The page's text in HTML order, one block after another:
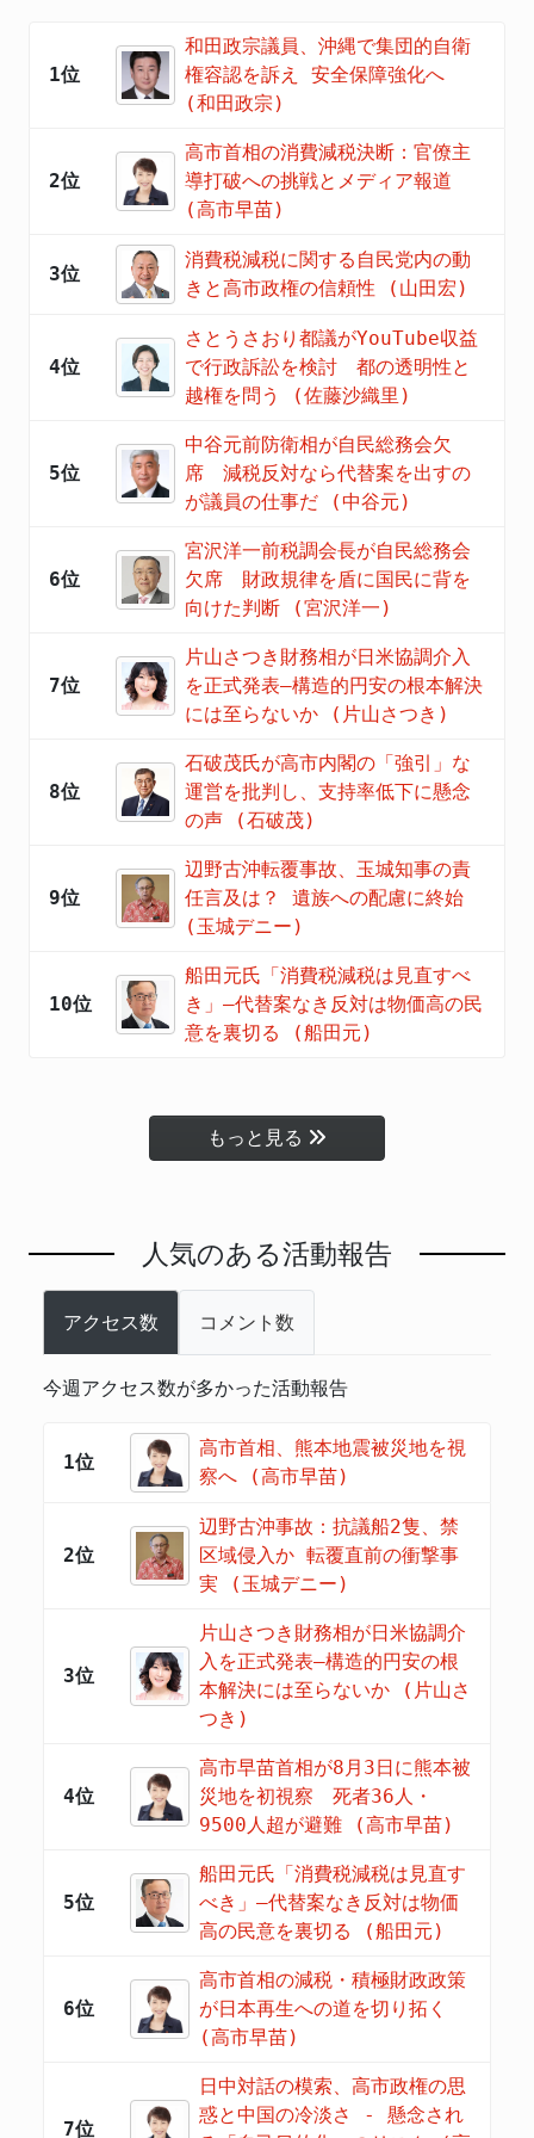
1位
和田政宗議員、沖縄で集団的自衛
権容認を訴え 安全保障強化へ
(和田政宗)
2位
高市首相の消費減税決断：官僚主
導打破への挑戦とメディア報道
(高市早苗)
3位
消費税減税に関する自民党内の動
きと高市政権の信頼性 (山田宏)
4位
さとうさおり都議がYouTube収益
で行政訴訟を検討 都の透明性と
越権を問う (佐藤沙織里)
5位
中谷元前防衛相が自民総務会欠
席 減税反対なら代替案を出すの
が議員の仕事だ (中谷元)
6位
宮沢洋一前税調会長が自民総務会
欠席 財政規律を盾に国民に背を
向けた判断 (宮沢洋一)
7位
片山さつき財務相が日米協調介入
を正式発表―構造的円安の根本解決
には至らないか (片山さつき)
8位
石破茂氏が高市内閣の「強引」な
運営を批判し、支持率低下に懸念
の声 (石破茂)
9位
辺野古沖転覆事故、玉城知事の責
任言及は？ 遺族への配慮に終始
(玉城デニー)
10位
船田元氏「消費税減税は見直すべ
き」―代替案なき反対は物価高の民
意を裏切る (船田元)
もっと見る
人気のある活動報告
アクセス数 コメント数
今週アクセス数が多かった活動報告
1位
高市首相、熊本地震被災地を視
察へ (高市早苗)
2位
辺野古沖事故：抗議船2隻、禁
区域侵入か 転覆直前の衝撃事
実 (玉城デニー)
3位
片山さつき財務相が日米協調介
入を正式発表―構造的円安の根
本解決には至らないか (片山さ
つき)
4位
高市早苗首相が8月3日に熊本被
災地を初視察 死者36人・
9500人超が避難 (高市早苗)
5位
船田元氏「消費税減税は見直す
べき」―代替案なき反対は物価
高の民意を裏切る (船田元)
6位
高市首相の減税・積極財政政策
が日本再生への道を切り拓く
(高市早苗)
7位
日中対話の模索、高市政権の思
惑と中国の冷淡さ - 懸念され